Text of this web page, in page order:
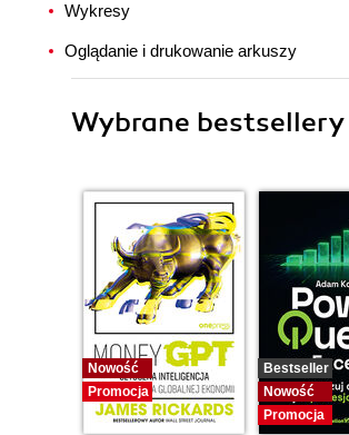
Wykresy
Oglądanie i drukowanie arkuszy
Wybrane bestsellery
Nowość
Promocja
Bestseller
Nowość
Promocja